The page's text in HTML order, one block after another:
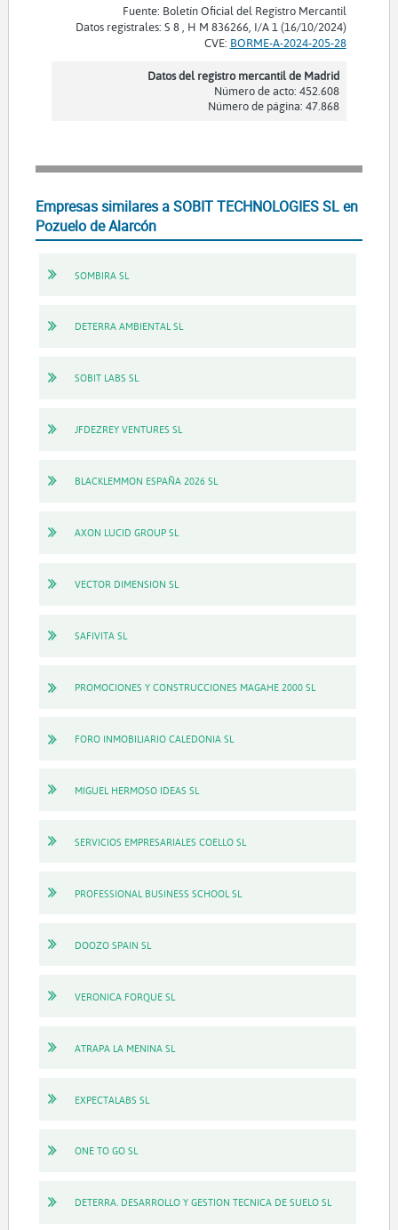
Fuente: Boletín Oficial del Registro Mercantil
Datos registrales: S 8 , H M 836266, I/A 1 (16/10/2024)
CVE: BORME-A-2024-205-28
Datos del registro mercantil de Madrid
Número de acto: 452.608
Número de página: 47.868
Empresas similares a SOBIT TECHNOLOGIES SL en
Pozuelo de Alarcón
SOMBIRA SL
DETERRA AMBIENTAL SL
SOBIT LABS SL
JFDEZREY VENTURES SL
BLACKLEMMON ESPAÑA 2026 SL
AXON LUCID GROUP SL
VECTOR DIMENSION SL
SAFIVITA SL
PROMOCIONES Y CONSTRUCCIONES MAGAHE 2000 SL
FORO INMOBILIARIO CALEDONIA SL
MIGUEL HERMOSO IDEAS SL
SERVICIOS EMPRESARIALES COELLO SL
PROFESSIONAL BUSINESS SCHOOL SL
DOOZO SPAIN SL
VERONICA FORQUE SL
ATRAPA LA MENINA SL
EXPECTALABS SL
ONE TO GO SL
DETERRA. DESARROLLO Y GESTION TECNICA DE SUELO SL